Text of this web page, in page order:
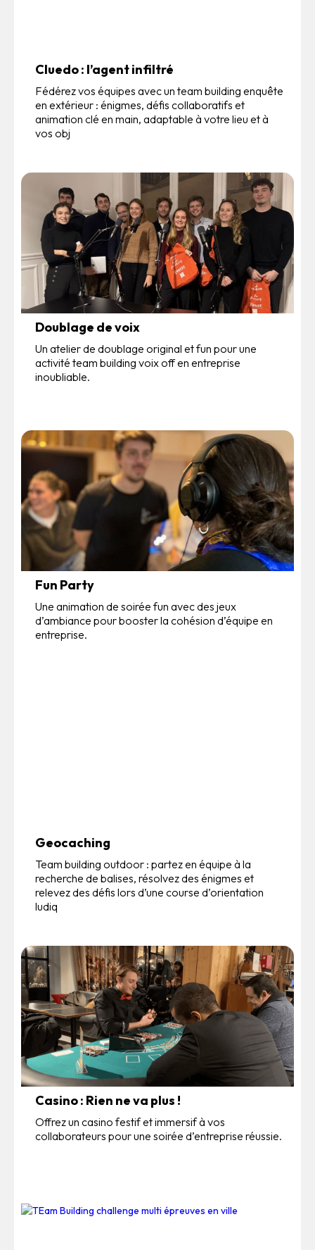
Cluedo : l’agent infiltré
Fédérez vos équipes avec un team building enquête
en extérieur : énigmes, défis collaboratifs et
animation clé en main, adaptable à votre lieu et à
vos obj
Doublage de voix
Un atelier de doublage original et fun pour une
activité team building voix off en entreprise
inoubliable.
Fun Party
Une animation de soirée fun avec des jeux
d’ambiance pour booster la cohésion d’équipe en
entreprise.
Geocaching
Team building outdoor : partez en équipe à la
recherche de balises, résolvez des énigmes et
relevez des défis lors d’une course d’orientation
ludiq
Casino : Rien ne va plus !
Offrez un casino festif et immersif à vos
collaborateurs pour une soirée d’entreprise réussie.